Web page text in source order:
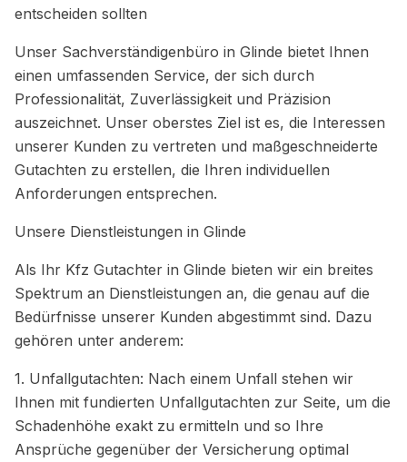
entscheiden sollten
Unser Sachverständigenbüro in Glinde bietet Ihnen
einen umfassenden Service, der sich durch
Professionalität, Zuverlässigkeit und Präzision
auszeichnet. Unser oberstes Ziel ist es, die Interessen
unserer Kunden zu vertreten und maßgeschneiderte
Gutachten zu erstellen, die Ihren individuellen
Anforderungen entsprechen.
Unsere Dienstleistungen in Glinde
Als Ihr Kfz Gutachter in Glinde bieten wir ein breites
Spektrum an Dienstleistungen an, die genau auf die
Bedürfnisse unserer Kunden abgestimmt sind. Dazu
gehören unter anderem:
1. Unfallgutachten: Nach einem Unfall stehen wir
Ihnen mit fundierten Unfallgutachten zur Seite, um die
Schadenhöhe exakt zu ermitteln und so Ihre
Ansprüche gegenüber der Versicherung optimal